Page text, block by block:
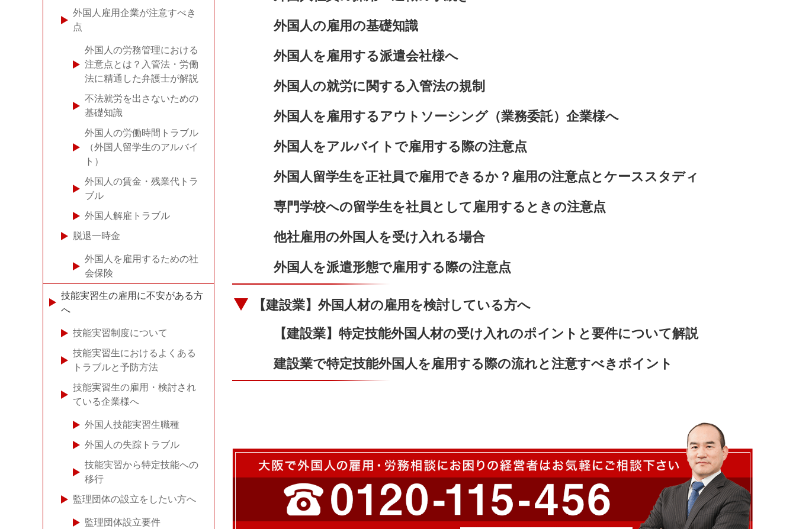
外国人の雇用の基礎知識
外国人を雇用する派遣会社様へ
外国人の就労に関する入管法の規制
外国人を雇用するアウトソーシング（業務委託）企業様へ
外国人をアルバイトで雇用する際の注意点
外国人留学生を正社員で雇用できるか？雇用の注意点とケーススタディ
専門学校への留学生を社員として雇用するときの注意点
他社雇用の外国人を受け入れる場合
外国人を派遣形態で雇用する際の注意点
【建設業】外国人材の雇用を検討している方へ
【建設業】特定技能外国人材の受け入れのポイントと要件について解説
建設業で特定技能外国人を雇用する際の流れと注意すべきポイント
外国人雇用企業が注意すべき
点
外国人の労務管理における
注意点とは？入管法・労働
法に精通した弁護士が解説
不法就労を出さないための
基礎知識
外国人の労働時間トラブル
（外国人留学生のアルバイ
ト）
外国人の賃金・残業代トラ
ブル
外国人解雇トラブル
脱退一時金
外国人を雇用するための社
会保険
技能実習生の雇用に不安がある方
へ
技能実習制度について
技能実習生におけるよくある
トラブルと予防方法
技能実習生の雇用・検討され
ている企業様へ
外国人技能実習生職種
外国人の失踪トラブル
技能実習から特定技能への
移行
監理団体の設立をしたい方へ
監理団体設立要件